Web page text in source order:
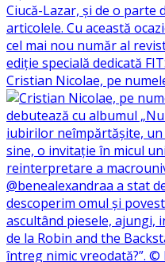
Cristian Nicolae, pe